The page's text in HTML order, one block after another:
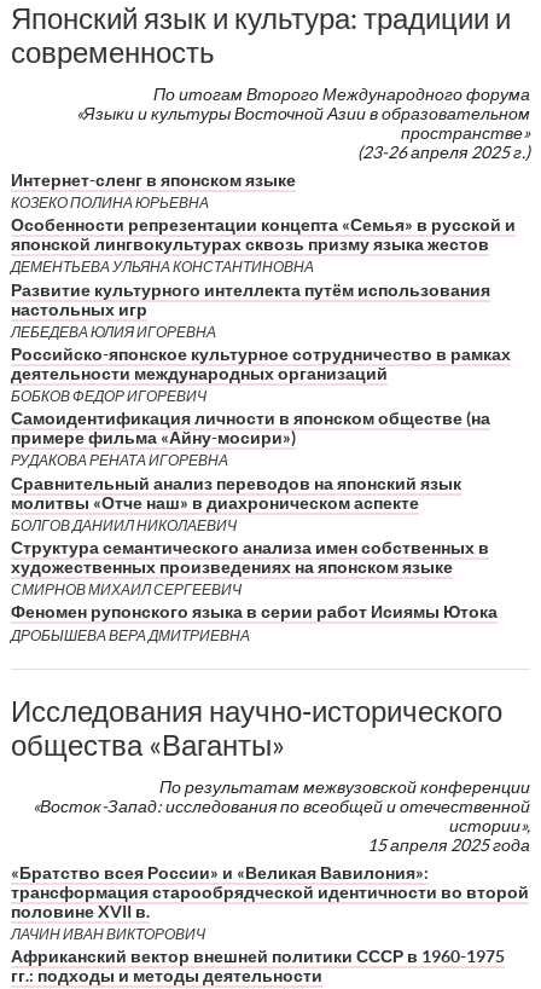
Японский язык и культура: традиции и
современность
По итогам Второго Международного форума
«Языки и культуры Восточной Азии в образовательном
пространстве»
(23-26 апреля 2025 г.)
Интернет-сленг в японском языке
КОЗЕКО ПОЛИНА ЮРЬЕВНА
Особенности репрезентации концепта «Семья» в русской и
японской лингвокультурах сквозь призму языка жестов
ДЕМЕНТЬЕВА УЛЬЯНА КОНСТАНТИНОВНА
Развитие культурного интеллекта путём использования
настольных игр
ЛЕБЕДЕВА ЮЛИЯ ИГОРЕВНА
Российско-японское культурное сотрудничество в рамках
деятельности международных организаций
БОБКОВ ФЕДОР ИГОРЕВИЧ
Самоидентификация личности в японском обществе (на
примере фильма «Айну-мосири»)
РУДАКОВА РЕНАТА ИГОРЕВНА
Сравнительный анализ переводов на японский язык
молитвы «Отче наш» в диахроническом аспекте
БОЛГОВ ДАНИИЛ НИКОЛАЕВИЧ
Структура семантического анализа имен собственных в
художественных произведениях на японском языке
СМИРНОВ МИХАИЛ СЕРГЕЕВИЧ
Феномен рупонского языка в серии работ Исиямы Ютока
ДРОБЫШЕВА ВЕРА ДМИТРИЕВНА
Исследования научно-исторического
общества «Ваганты»
По результатам межвузовской конференции
«Восток-Запад: исследования по всеобщей и отечественной
истории»,
15 апреля 2025 года
«Братство всея России» и «Великая Вавилония»:
трансформация старообрядческой идентичности во второй
половине XVII в.
ЛАЧИН ИВАН ВИКТОРОВИЧ
Африканский вектор внешней политики СССР в 1960-1975
гг.: подходы и методы деятельности